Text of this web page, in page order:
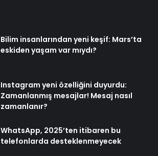
Bilim insanlarından yeni keşif: Mars’ta
eskiden yaşam var mıydı?
Instagram yeni özelliğini duyurdu:
Zamanlanmış mesajlar! Mesaj nasıl
zamanlanır?
WhatsApp, 2025’ten itibaren bu
telefonlarda desteklenmeyecek